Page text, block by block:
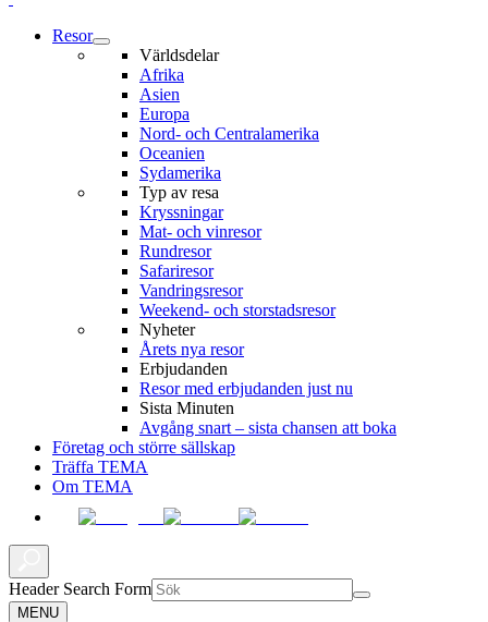
Resor
Världsdelar
Afrika
Asien
Europa
Nord- och Centralamerika
Oceanien
Sydamerika
Typ av resa
Kryssningar
Mat- och vinresor
Rundresor
Safariresor
Vandringsresor
Weekend- och storstadsresor
Nyheter
Årets nya resor
Erbjudanden
Resor med erbjudanden just nu
Sista Minuten
Avgång snart – sista chansen att boka
Företag och större sällskap
Träffa TEMA
Om TEMA
Header Search Form
MENU